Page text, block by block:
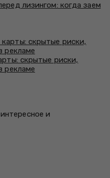
лизингом: когда заем
скрытые риски,
рекламе
и